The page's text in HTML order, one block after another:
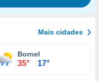
Mais cidades
Bornel
35° 17°